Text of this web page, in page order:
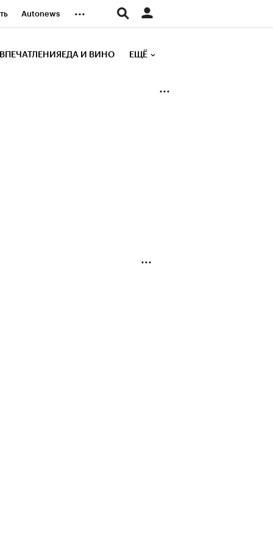
Autonews ...
ВПЕЧАТЛЕНИЯ ЕДА И ВИНО ЕЩЁ